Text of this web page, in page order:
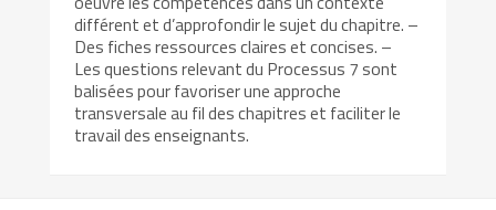
différent et d’approfondir le sujet du chapitre. –
Des fiches ressources claires et concises. –
Les questions relevant du Processus 7 sont
balisées pour favoriser une approche
transversale au fil des chapitres et faciliter le
travail des enseignants.